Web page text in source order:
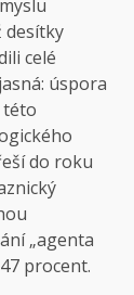
desítky
celé
úspora
této
do roku
„agenta
procent.